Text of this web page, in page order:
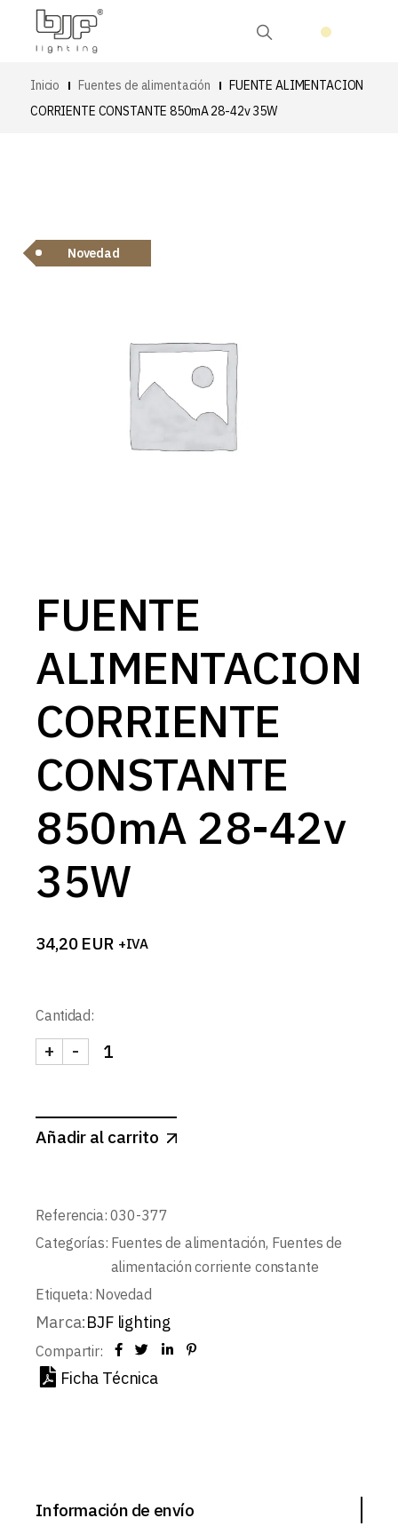
Inicio Fuentes de alimentación
FUENTE ALIMENTACION
CORRIENTE CONSTANTE 850mA 28-42v 35W
Novedad
FUENTE
ALIMENTACION
CORRIENTE
CONSTANTE
850mA 28-42v
35W
34,20 EUR +IVA
Cantidad:
FUENTE ALIMENTACION CORRIENTE
-
+
Añadir al carrito
Referencia: 030-377
Categorías: Fuentes de alimentación, Fuentes de
alimentación corriente constante
Etiqueta: Novedad
Marca:BJF lighting
Compartir:
Ficha Técnica
Información de envío